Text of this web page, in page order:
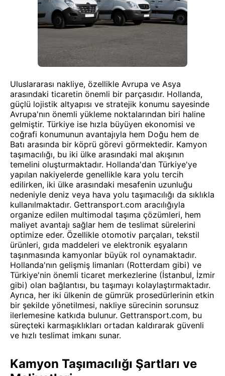
Uluslararası nakliye, özellikle Avrupa ve Asya
arasındaki ticaretin önemli bir parçasıdır. Hollanda,
güçlü lojistik altyapısı ve stratejik konumu sayesinde
Avrupa'nın önemli yükleme noktalarından biri haline
gelmiştir. Türkiye ise hızla büyüyen ekonomisi ve
coğrafi konumunun avantajıyla hem Doğu hem de
Batı arasında bir köprü görevi görmektedir. Kamyon
taşımacılığı, bu iki ülke arasındaki mal akışının
temelini oluşturmaktadır. Hollanda'dan Türkiye'ye
yapılan nakiyelerde genellikle kara yolu tercih
edilirken, iki ülke arasındaki mesafenin uzunluğu
nedeniyle deniz veya hava yolu taşımacılığı da sıklıkla
kullanılmaktadır. Gettransport.com aracılığıyla
organize edilen multimodal taşıma çözümleri, hem
maliyet avantajı sağlar hem de teslimat sürelerini
optimize eder. Özellikle otomotiv parçaları, tekstil
ürünleri, gıda maddeleri ve elektronik eşyaların
taşınmasında kamyonlar büyük rol oynamaktadır.
Hollanda'nın gelişmiş limanları (Rotterdam gibi) ve
Türkiye'nin önemli ticaret merkezlerine (İstanbul, İzmir
gibi) olan bağlantısı, bu taşımayı kolaylaştırmaktadır.
Ayrıca, her iki ülkenin de gümrük prosedürlerinin etkin
bir şekilde yönetilmesi, nakliye sürecinin sorunsuz
ilerlemesine katkıda bulunur. Gettransport.com, bu
süreçteki karmaşıklıkları ortadan kaldırarak güvenli
ve hızlı teslimat imkanı sunar.
Kamyon Taşımacılığı Şartları ve